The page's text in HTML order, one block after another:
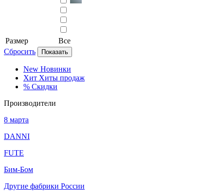
Размер
Все
Сбросить
Показать
New Новинки
Хит Хиты продаж
% Скидки
Производители
8 марта
DANNI
FUTE
Бим-Бом
Другие фабрики России